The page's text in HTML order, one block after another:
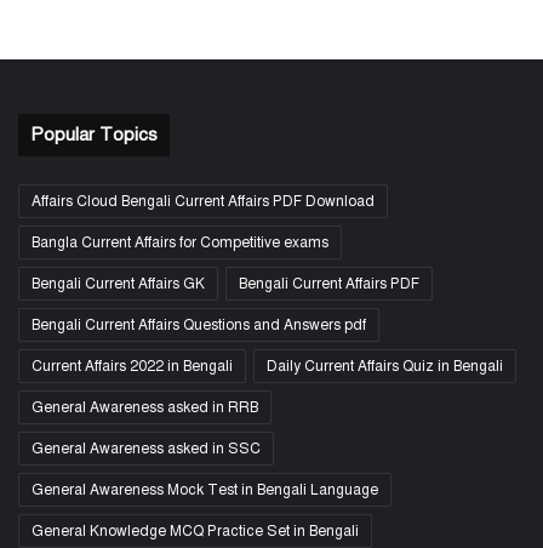
Popular Topics
Affairs Cloud Bengali Current Affairs PDF Download
Bangla Current Affairs for Competitive exams
Bengali Current Affairs GK Bengali Current Affairs PDF
Bengali Current Affairs Questions and Answers pdf
Current Affairs 2022 in Bengali Daily Current Affairs Quiz in Bengali
General Awareness asked in RRB
General Awareness asked in SSC
General Awareness Mock Test in Bengali Language
General Knowledge MCQ Practice Set in Bengali